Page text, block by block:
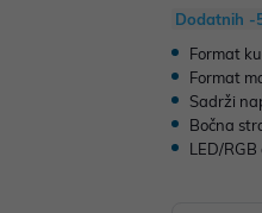
Dodatnih -
Format
Format
Sadrži
Bočna
LED/